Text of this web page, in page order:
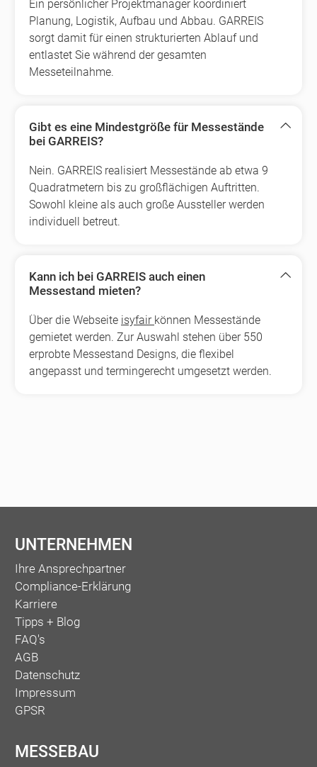
Ein persönlicher Projektmanager koordiniert
Planung, Logistik, Aufbau und Abbau. GARREIS
sorgt damit für einen strukturierten Ablauf und
entlastet Sie während der gesamten
Messeteilnahme.
Gibt es eine Mindestgröße für Messestände
bei GARREIS?
Nein. GARREIS realisiert Messestände ab etwa 9
Quadratmetern bis zu großflächigen Auftritten.
Sowohl kleine als auch große Aussteller werden
individuell betreut.
Kann ich bei GARREIS auch einen
Messestand mieten?
Über die Webseite isyfair können Messestände
gemietet werden. Zur Auswahl stehen über 550
erprobte Messestand Designs, die flexibel
angepasst und termingerecht umgesetzt werden.
UNTERNEHMEN
Ihre Ansprechpartner
Compliance-Erklärung
Karriere
Tipps + Blog
FAQ's
AGB
Datenschutz
Impressum
GPSR
MESSEBAU